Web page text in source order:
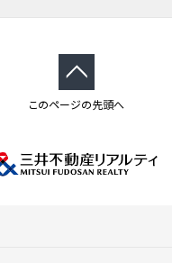
このページの先頭へ